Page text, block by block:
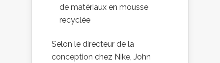
de matériaux en mousse
recyclée
Selon le directeur de la
conception chez Nike, John